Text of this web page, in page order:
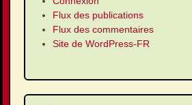
Flux des publications
Flux des commentaires
Site de WordPress-FR